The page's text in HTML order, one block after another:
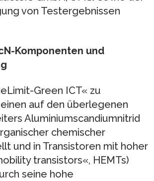
von Testergebnissen
Komponenten und
Green ICT« zu
auf den überlegenen
Aluminiumscandiumnitrid
chemischer
und in Transistoren mit hoher
transistors«, HEMTs)
seine hohe